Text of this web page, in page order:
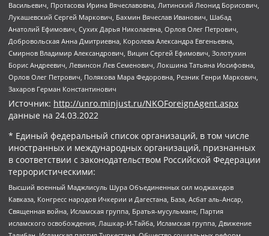
Васильевич, Протасова Ирина Вячеславовна, Литинский Леонид Борисович,
Лукашевский Сергей Маркович, Бахмин Вячеслав Иванович, Шабад
Анатолий Ефимович, Сухих Дарья Николаевна, Орлов Олег Петрович,
Добровольская Анна Дмитриевна, Королева Александра Евгеньевна,
Смирнов Владимир Александрович, Вицин Сергей Ефимович, Золотухин
Борис Андреевич, Левинсон Лев Семенович, Локшина Татьяна Иосифовна,
Орлов Олег Петрович, Полякова Мара Федоровна, Резник Генри Маркович,
Захаров Герман Константинович
Источник: http://unro.minjust.ru/NKOForeignAgent.aspx
данные на 24.03.2022
* Единый федеральный список организаций, в том числе
иностранных и международных организаций, признанных
в соответствии с законодательством Российской Федерации
террористическими:
Высший военный Маджлисуль Шура Объединенных сил моджахедов
Кавказа, Конгресс народов Ичкерии и Дагестана, База, Асбат аль-Ансар,
Священная война, Исламская группа, Братья-мусульмане, Партия
исламского освобождения, Лашкар-И-Тайба, Исламская группа, Движение